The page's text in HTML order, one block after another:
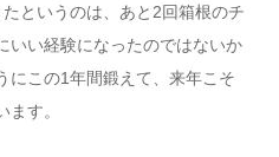
というのは、あと2回箱根のチ
いい経験になったのではないか
にこの1年間鍛えて、来年こそ
す。